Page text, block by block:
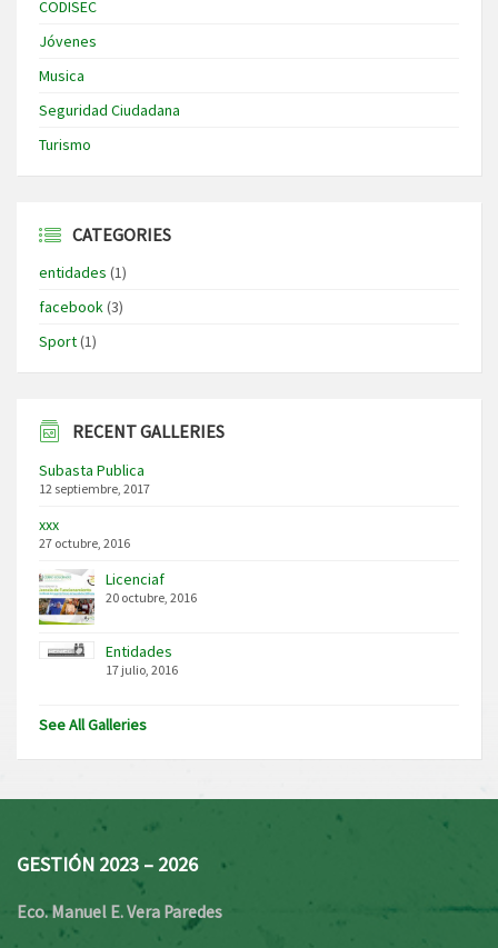
CODISEC
Jóvenes
Musica
Seguridad Ciudadana
Turismo
CATEGORIES
entidades (1)
facebook(3)
Sport(1)
RECENT GALLERIES
Subasta Publica
12 septiembre, 2017
xxx
27 octubre, 2016
Licenciaf
20 octubre, 2016
Entidades
17 julio, 2016
See All Galleries
GESTIÓN 2023 – 2026
Eco. Manuel E. Vera Paredes